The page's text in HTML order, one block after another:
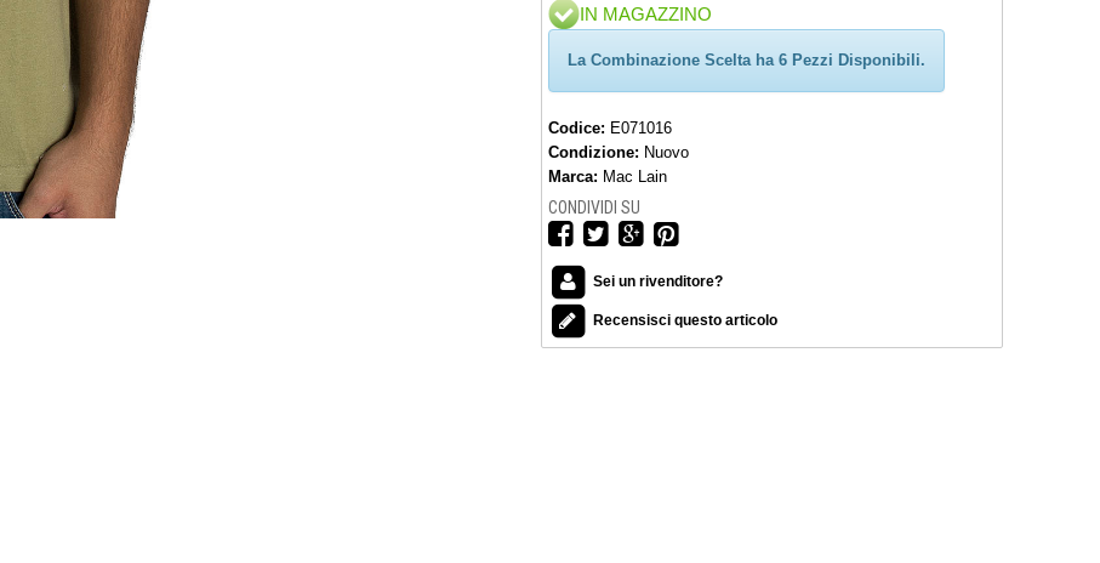
IN MAGAZZINO
La Combinazione Scelta ha 6 Pezzi Disponibili.
Codice: E071016
Condizione: Nuovo
Marca: Mac Lain
CONDIVIDI SU
Sei un rivenditore?
Recensisci questo articolo